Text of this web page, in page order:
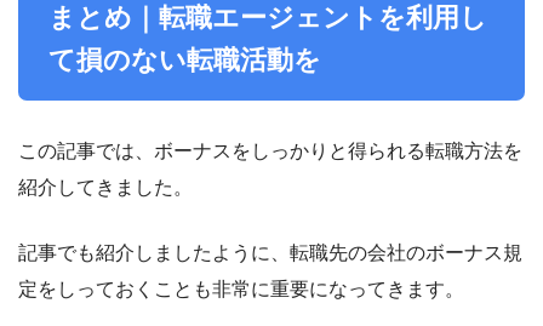
まとめ｜転職エージェントを利用し
て損のない転職活動を
この記事では、ボーナスをしっかりと得られる転職方法を
紹介してきました。
記事でも紹介しましたように、転職先の会社のボーナス規
定をしっておくことも非常に重要になってきます。